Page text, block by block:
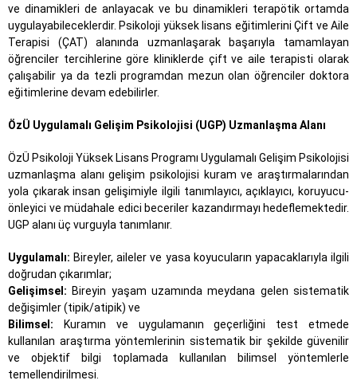
ve dinamikleri de anlayacak ve bu dinamikleri terapötik ortamda
uygulayabileceklerdir. Psikoloji yüksek lisans eğitimlerini Çift ve Aile
Terapisi (ÇAT) alanında uzmanlaşarak başarıyla tamamlayan
öğrenciler tercihlerine göre kliniklerde çift ve aile terapisti olarak
çalışabilir ya da tezli programdan mezun olan öğrenciler doktora
eğitimlerine devam edebilirler.
ÖzÜ Uygulamalı Gelişim Psikolojisi (UGP) Uzmanlaşma Alanı
ÖzÜ Psikoloji Yüksek Lisans Programı Uygulamalı Gelişim Psikolojisi
uzmanlaşma alanı gelişim psikolojisi kuram ve araştırmalarından
yola çıkarak insan gelişimiyle ilgili tanımlayıcı, açıklayıcı, koruyucu-
önleyici ve müdahale edici beceriler kazandırmayı hedeflemektedir.
UGP alanı üç vurguyla tanımlanır.
Uygulamalı: Bireyler, aileler ve yasa koyucuların yapacaklarıyla ilgili
doğrudan çıkarımlar;
Gelişimsel: Bireyin yaşam uzamında meydana gelen sistematik
değişimler (tipik/atipik) ve
Bilimsel: Kuramın ve uygulamanın geçerliğini test etmede
kullanılan araştırma yöntemlerinin sistematik bir şekilde güvenilir
ve objektif bilgi toplamada kullanılan bilimsel yöntemlerle
temellendirilmesi.